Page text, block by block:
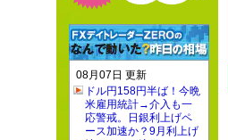
08月07日 更新
ドル円158円半ば！今晩
米雇用統計→介入も一
応警戒。日銀利上げペ
ース加速か？9月利上げ